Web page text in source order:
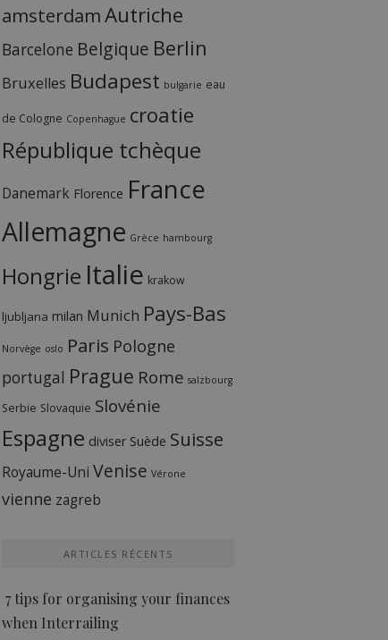
amsterdamAutriche
Barcelone Belgique Berlin
Bruxelles Budapest bulgarie eau
de Cologne Copenhague croatie
République tchèque
Danemark Florence France
Allemagne Grèce hambourg
Hongrie Italie krakow
ljubljana milan Munich Pays-Bas
Norvège oslo Paris Pologne
portugal Prague Rome salzbourg
Serbie Slovaquie Slovénie
Espagne diviser Suède Suisse
Royaume-Uni Venise Vérone
vienne zagreb
ARTICLES RÉCENTS
7 tips for organising your finances
when Interrailing